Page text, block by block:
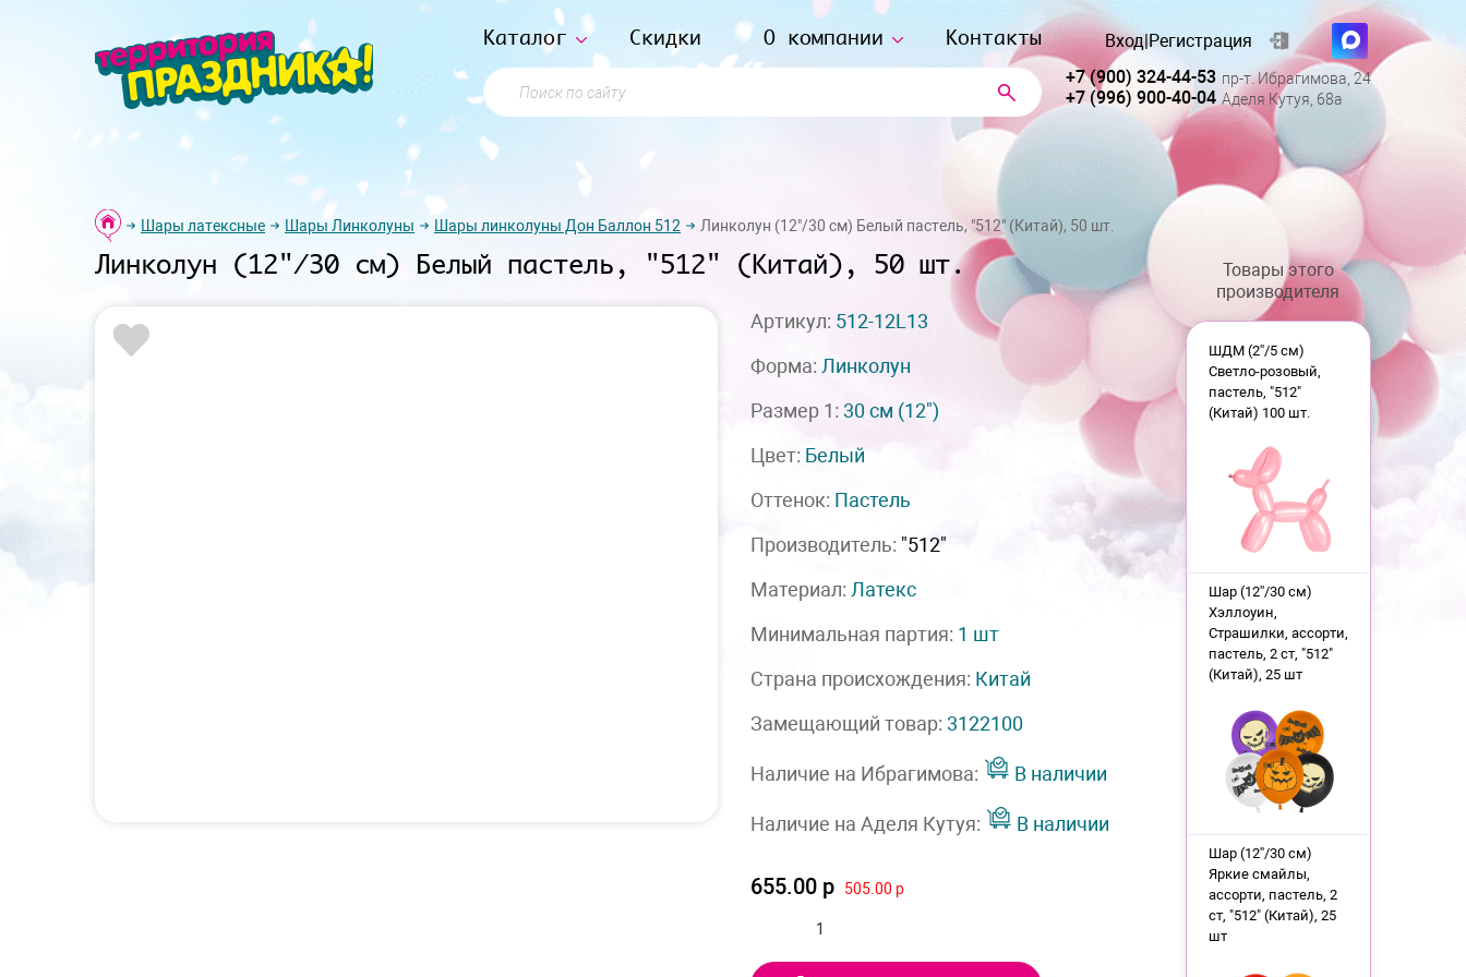
Каталог Скидки О компании Контакты
Поиск по сайту
Вход|Регистрация
+7 (900) 324-44-53 пр-т. Ибрагимова, 24
+7 (996) 900-40-04 Аделя Кутуя, 68а
Шары латексные Шары Линколуны Шары линколуны Дон Баллон 512 Линколун (12"/30 см) Белый пастель, "512" (Китай), 50 шт.
Линколун (12"/30 см) Белый пастель, "512" (Китай), 50 шт.
Артикул: 512-12L13
Форма: Линколун
Размер 1: 30 см (12")
Цвет: Белый
Оттенок: Пастель
Производитель: "512"
Материал: Латекс
Минимальная партия: 1 шт
Страна происхождения: Китай
Замещающий товар: 3122100
Наличие на Ибрагимова: В наличии
Наличие на Аделя Кутуя: В наличии
655.00 р 505.00 р
Товары этого
производителя
ШДМ (2''/5 см)
Светло-розовый,
пастель, "512"
(Китай) 100 шт.
Шар (12''/30 см)
Хэллоуин,
Страшилки, ассорти,
пастель, 2 ст, "512"
(Китай), 25 шт
Шар (12''/30 см)
Яркие смайлы,
ассорти, пастель, 2
ст, "512" (Китай), 25
шт